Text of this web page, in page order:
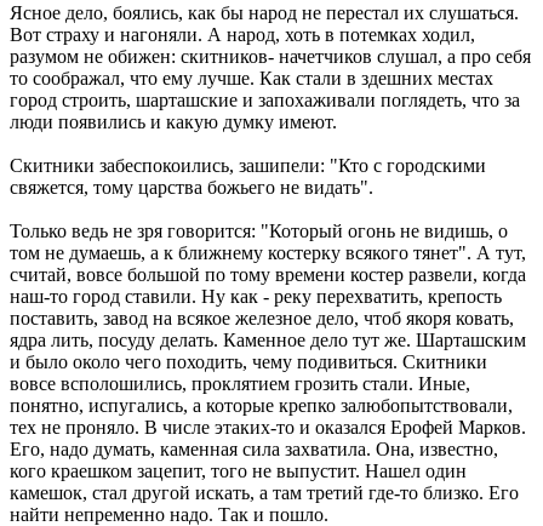
Ясное дело, боялись, как бы народ не перестал их слушаться.
Вот страху и нагоняли. А народ, хоть в потемках ходил,
разумом не обижен: скитников- начетчиков слушал, а про себя
то соображал, что ему лучше. Как стали в здешних местах
город строить, шарташские и запохаживали поглядеть, что за
люди появились и какую думку имеют.
Скитники забеспокоились, зашипели: "Кто с городскими
свяжется, тому царства божьего не видать".
Только ведь не зря говорится: "Который огонь не видишь, о
том не думаешь, а к ближнему костерку всякого тянет". А тут,
считай, вовсе большой по тому времени костер развели, когда
наш-то город ставили. Ну как - реку перехватить, крепость
поставить, завод на всякое железное дело, чтоб якоря ковать,
ядра лить, посуду делать. Каменное дело тут же. Шарташским
и было около чего походить, чему подивиться. Скитники
вовсе всполошились, проклятием грозить стали. Иные,
понятно, испугались, а которые крепко залюбопытствовали,
тех не проняло. В числе этаких-то и оказался Ерофей Марков.
Его, надо думать, каменная сила захватила. Она, известно,
кого краешком зацепит, того не выпустит. Нашел один
камешок, стал другой искать, а там третий где-то близко. Его
найти непременно надо. Так и пошло.